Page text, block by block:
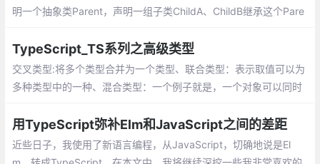
明一个抽象类Parent，声明一组子类ChildA、ChildB继承这个Pare
TypeScript_TS系列之高级类型
交叉类型:将多个类型合并为一个类型、联合类型：表示取值可以为
多种类型中的一种、混合类型：一个例子就是，一个对象可以同时
动指定一个值的类型
用TypeScript弥补Elm和JavaScript之间的差距
近些日子，我使用了新语言编程，从JavaScript，切确地说是El